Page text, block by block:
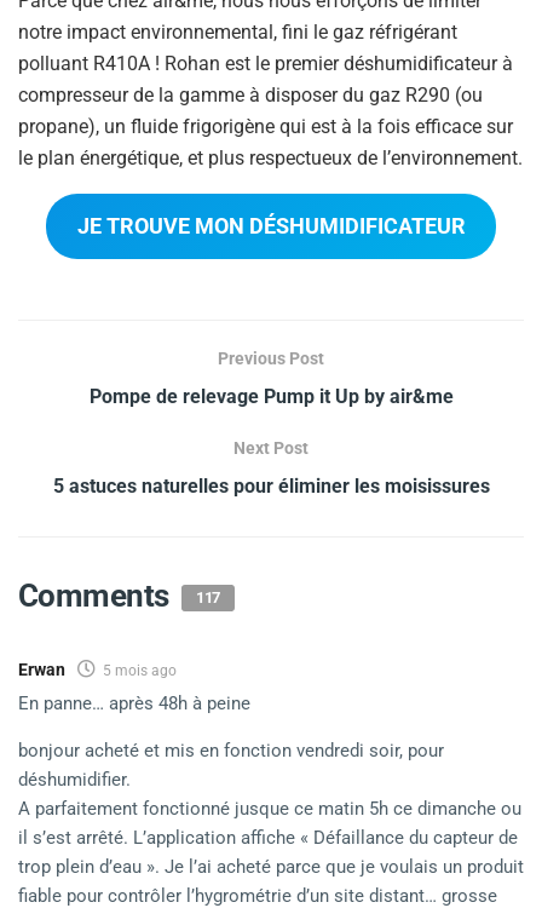
notre impact environnemental, fini le gaz réfrigérant
polluant R410A ! Rohan est le premier déshumidificateur à
compresseur de la gamme à disposer du gaz R290 (ou
propane), un fluide frigorigène qui est à la fois efficace sur
le plan énergétique, et plus respectueux de l’environnement.
JE TROUVE MON DÉSHUMIDIFICATEUR
Previous Post
Pompe de relevage Pump it Up by air&me
Next Post
5 astuces naturelles pour éliminer les moisissures
Comments 117
Erwan 5 mois ago
En panne… après 48h à peine
bonjour acheté et mis en fonction vendredi soir, pour
déshumidifier.
A parfaitement fonctionné jusque ce matin 5h ce dimanche ou
il s’est arrêté. L’application affiche « Défaillance du capteur de
trop plein d’eau ». Je l’ai acheté parce que je voulais un produit
fiable pour contrôler l’hygrométrie d’un site distant… grosse